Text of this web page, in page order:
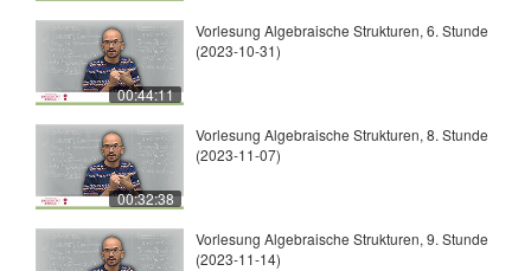
00:44:11
Vorlesung Algebraische Strukturen, 6. Stunde
(2023-10-31)
00:32:38
Vorlesung Algebraische Strukturen, 8. Stunde
(2023-11-07)
Vorlesung Algebraische Strukturen, 9. Stunde
(2023-11-14)